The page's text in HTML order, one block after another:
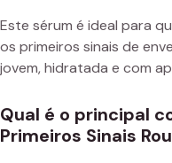
Este sérum é ideal para
os primeiros sinais de
jovem, hidratada e com
Qual é o principal
Primeiros Sinais